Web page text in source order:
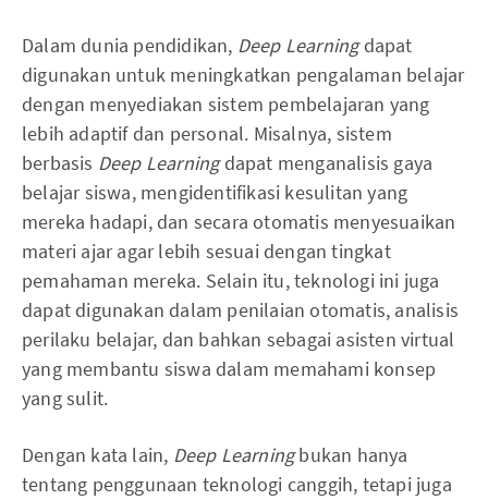
Dalam dunia pendidikan, Deep Learningdapat
digunakan untuk meningkatkan pengalaman belajar
dengan menyediakan sistem pembelajaran yang
lebih adaptif dan personal. Misalnya, sistem
berbasis Deep Learningdapat menganalisis gaya
belajar siswa, mengidentifikasi kesulitan yang
mereka hadapi, dan secara otomatis menyesuaikan
materi ajar agar lebih sesuai dengan tingkat
pemahaman mereka. Selain itu, teknologi ini juga
dapat digunakan dalam penilaian otomatis, analisis
perilaku belajar, dan bahkan sebagai asisten virtual
yang membantu siswa dalam memahami konsep
yang sulit.
Dengan kata lain, Deep Learningbukan hanya
tentang penggunaan teknologi canggih, tetapi juga